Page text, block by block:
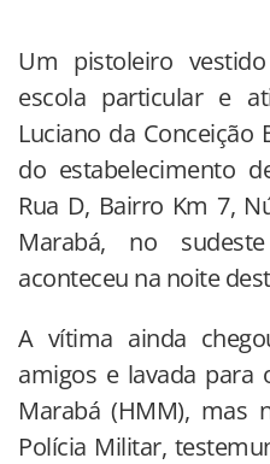
Um pistoleiro
escola particular e
Luciano da Conceição
do estabelecimento
Rua D, Bairro Km 7,
Marabá, no
aconteceu na noite
A vítima ainda
amigos e lavada para
Marabá (HMM), mas
Polícia Militar,